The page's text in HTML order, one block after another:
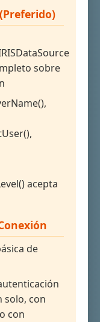
sobre
acepta
de
solo, con
con